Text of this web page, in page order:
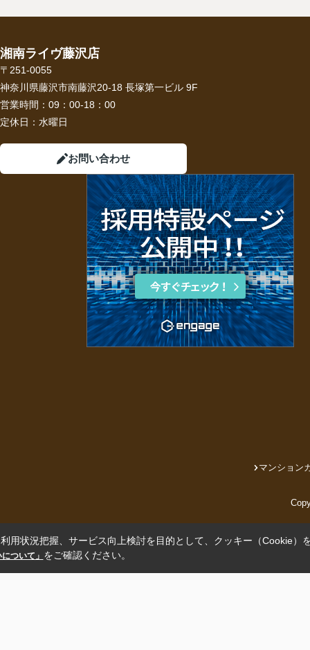
湘南ライヴ藤沢店
〒251-0055
神奈川県藤沢市南藤沢20-18 長塚第一ビル 9F
営業時間： 09：00-18：00
定休日： 水曜日
お問い合わせ
マンション
用状況把握、サービス向上検討を目的として、クッキー（Cookie）
ついて」 をご確認ください。